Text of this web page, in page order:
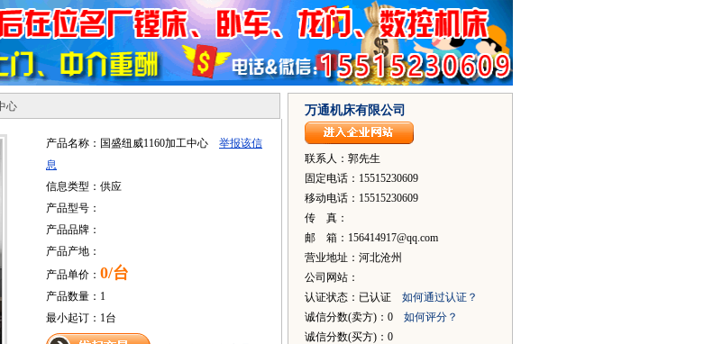
心
产品名称：国盛纽威1160加工中心 举报该信
息
信息类型：供应
产品型号：
产品品牌：
产品产地：
产品单价： 0/台
产品数量：1
最小起订：1台
万通机床有限公司
联系人：郭先生
固定电话：15515230609
移动电话：15515230609
传 真：
邮 箱：156414917@qq.com
营业地址：河北沧州
公司网站：
认证状态：已认证 如何通过认证？
诚信分数(卖方)：0 如何评分？
诚信分数(买方)：0